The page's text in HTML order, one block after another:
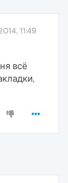
11:49
всё